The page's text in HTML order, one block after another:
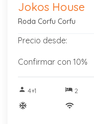
Jokos House
Roda Corfu Corfu
Precio desde:
Confirmar con 10%
person 4+1 hotel2
ac_unitif
wifi